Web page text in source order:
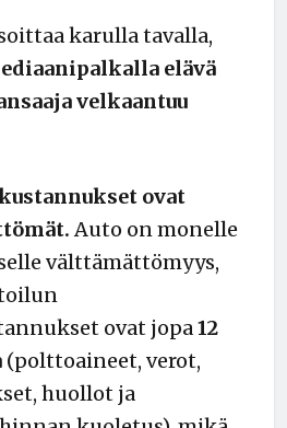
karulla tavalla,
elävä
velkaantuu
ovat
Auto on monelle
välttämättömyys,
ovat jopa 12
(polttoaineet, verot,
huollot ja